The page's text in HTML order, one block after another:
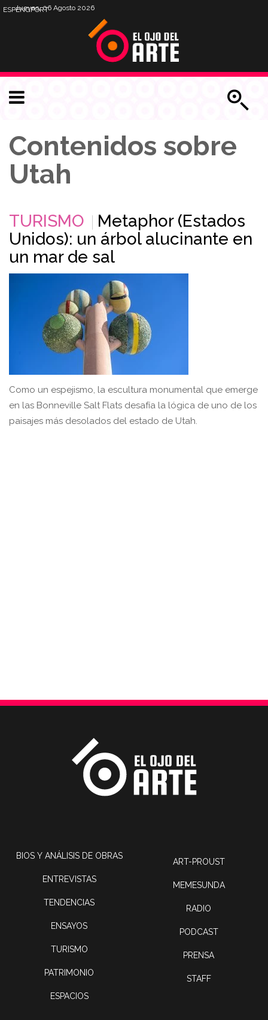
Jueves, 06 Agosto 2026
ESPENGPORT
Contenidos sobre
Utah
TURISMO
Metaphor (Estados
Unidos): un árbol alucinante en
un mar de sal
Como un espejismo, la escultura monumental que emerge
en las Bonneville Salt Flats desafía la lógica de uno de los
paisajes más desolados del estado de Utah.
BIOS Y ANÁLISIS DE OBRAS
ENTREVISTAS
TENDENCIAS
ENSAYOS
TURISMO
PATRIMONIO
ESPACIOS
ART-PROUST
MEMESUNDA
RADIO
PODCAST
PRENSA
STAFF